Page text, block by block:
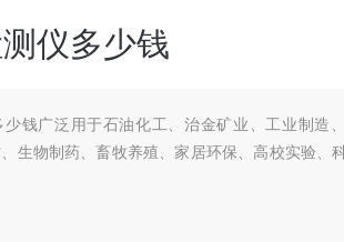
仪多少钱
钱广泛用于石油化工、治金矿业、工业制造
生物制药、畜牧养殖、家居环保、高校实验、